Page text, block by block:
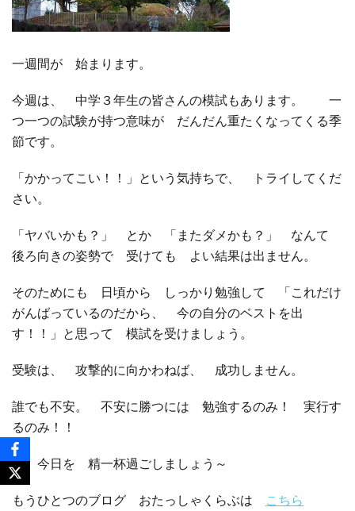
一週間が 始まります。
今週は、 中学３年生の皆さんの模試もあります。 一
つ一つの試験が持つ意味が だんだん重たくなってくる季
節です。
「かかってこい！！」という気持ちで、 トライしてくだ
さい。
「ヤバいかも？」 とか 「またダメかも？」 なんて
後ろ向きの姿勢で 受けても よい結果は出ません。
そのためにも 日頃から しっかり勉強して 「これだけ
がんばっているのだから、 今の自分のベストを出
す！！」と思って 模試を受けましょう。
受験は、 攻撃的に向かわねば、 成功しません。
誰でも不安。 不安に勝つには 勉強するのみ！ 実行す
るのみ！！
今 今日を 精一杯過ごしましょう～
もうひとつのブログ おたっしゃくらぶは こちら